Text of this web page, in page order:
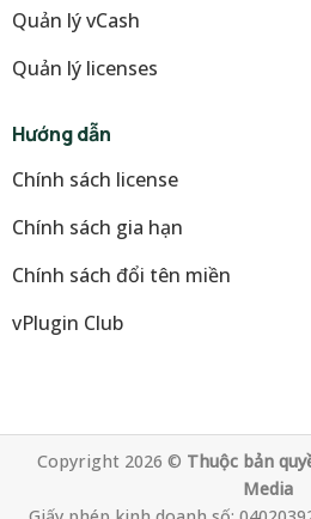
Quản lý vCash
Quản lý licenses
Hướng dẫn
Chính sách license
Chính sách gia hạn
Chính sách đổi tên miền
vPlugin Club
Copyright 2026 © Thuộc bản
Media